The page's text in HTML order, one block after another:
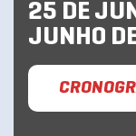
25 DE
JUNHO